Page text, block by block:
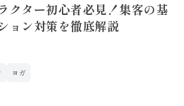
クター初心者必見！集客の基
ョン対策を徹底解説
ヨガ